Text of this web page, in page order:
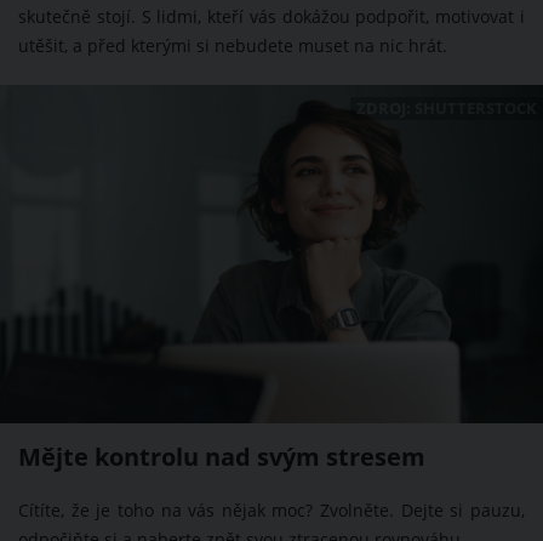
skutečně stojí. S lidmi, kteří vás dokážou podpořit, motivovat i
utěšit, a před kterými si nebudete muset na nic hrát.
Mějte kontrolu nad svým stresem
Cítíte, že je toho na vás nějak moc? Zvolněte. Dejte si pauzu,